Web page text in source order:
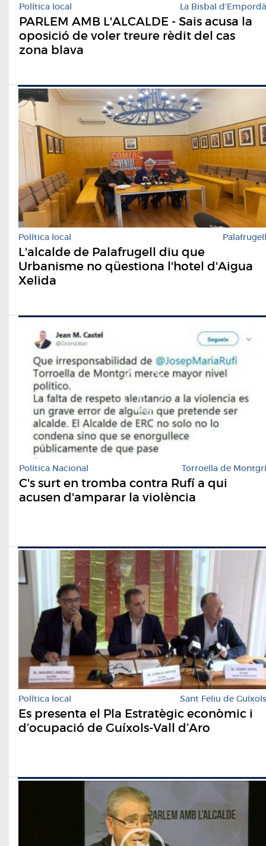
Política local La Bisbal d'Empordà
PARLEM AMB L'ALCALDE - Sais acusa la
oposició de voler treure rèdit del cas
zona blava
Política local Palafrugell
L'alcalde de Palafrugell diu que
Urbanisme no qüestiona l'hotel d'Aigua
Xelida
Política Nacional Torroella de Montgrí
C's surt en tromba contra Rufí a qui
acusen d'amparar la violència
Política local Sant Feliu de Guíxols
Es presenta el Pla Estratègic econòmic i
d’ocupació de Guíxols-Vall d’Aro